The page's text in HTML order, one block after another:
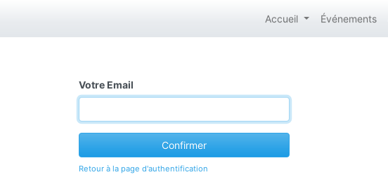
Accueil Événements
Votre Email
Confirmer
Retour à la page d'authentification